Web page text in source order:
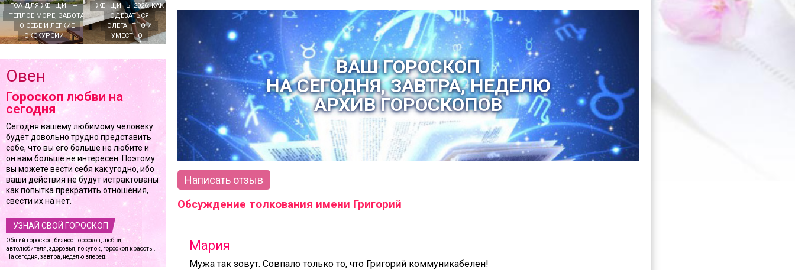
ГОА ДЛЯ ЖЕНЩИН —
ТЁПЛОЕ МОРЕ, ЗАБОТА
О СЕБЕ И ЛЁГКИЕ
ЭКСКУРСИИ
ЖЕНЩИНЫ 2026: КАК
ОДЕВАТЬСЯ
ЭЛЕГАНТНО И
УМЕСТНО
Овен
Гороскоп любви на
сегодня
Сегодня вашему любимому человеку
будет довольно трудно представить
себе, что вы его больше не любите и
он вам больше не интересен. Поэтому
вы можете вести себя как угодно, ибо
ваши действия не будут истрактованы
как попытка прекратить отношения,
свести их на нет.
УЗНАЙ СВОЙ ГОРОСКОП
Общий гороскоп, бизнес-гороскоп, любви,
автолюбителя, здоровья, покупок, гороскоп красоты.
На сегодня, завтра, неделю вперед.
ВАШ ГОРОСКОП
НА СЕГОДНЯ, ЗАВТРА, НЕДЕЛЮ
АРХИВ ГОРОСКОПОВ
Написать отзыв
Обсуждение толкования имени Григорий
Мария
Мужа так зовут. Совпало только то, что Григорий коммуникабелен!